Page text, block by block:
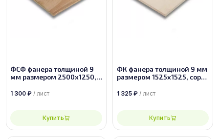
ФСФ фанера толщиной 9
мм размером 2500х1250,
1 300 ₽ / лист
Купить
ФК фанера толщиной 9 мм
размером 1525х1525, сорт
1 325 ₽ / лист
Купить